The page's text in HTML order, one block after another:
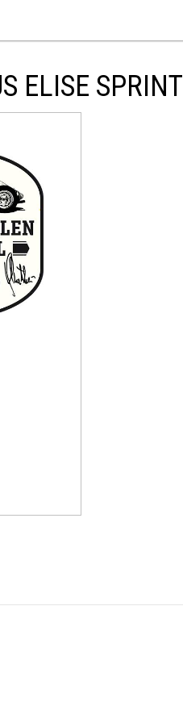
ELISE SPRINT